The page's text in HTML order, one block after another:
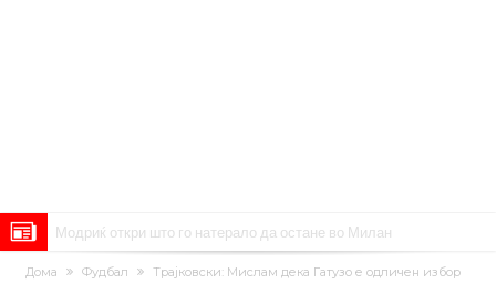
Модриќ откри што го натерало да остане во Милан
Стотици навивачи го пречекаа Салах во Истанбул
Дома Фудбал
Трајковски: Мислам дека Гатузо е одличен избор